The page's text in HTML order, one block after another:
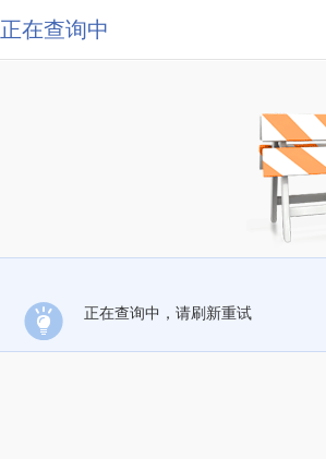
正在查询中
正在查询中，请刷新重试